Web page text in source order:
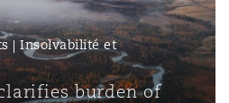
| Insolvabilité et
burden of